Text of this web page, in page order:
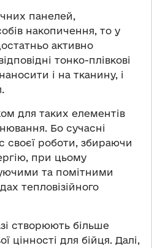
панелей,
накопичення, то у
активно
тонко-плівкові
і на тканину, і
для таких елементів
Бо сучасні
своєї роботи, збираючи
при цьому
та помітними
тепловізійного
створюють більше
цінності для бійця. Далі,